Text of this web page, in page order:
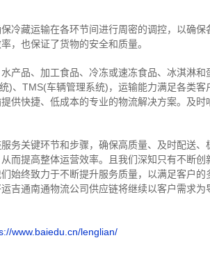
冷藏运输在各环节间进行周密的调控，以确
，也保证了货物的安全和质量。
产品、加工食品、冷冻或速冻食品、冰淇淋
)、TMS(车辆管理系统)，运输能力满足各类客
供快捷、低成本的专业的物流解决方案。及
服务关键环节和步骤，确保高质量、及时配送
而提高整体运营效率。且 我们深知 只有不断创
始终致力于不断提升服务质量，以满足客户的
吉通南通物流公司供应链将继续以客户需求
www.baiedu.cn/lenglian/